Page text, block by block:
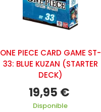
ONE PIECE CARD GAME ST-
33: BLUE KUZAN (STARTER
DECK)
19,95 €
Disponible